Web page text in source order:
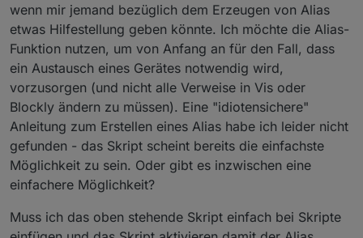
wenn mir jemand bezüglich dem Erzeugen von Alias
etwas Hilfestellung geben könnte. Ich möchte die Alias-
Funktion nutzen, um von Anfang an für den Fall, dass
ein Austausch eines Gerätes notwendig wird,
vorzusorgen (und nicht alle Verweise in Vis oder
Blockly ändern zu müssen). Eine "idiotensichere"
Anleitung zum Erstellen eines Alias habe ich leider nicht
gefunden - das Skript scheint bereits die einfachste
Möglichkeit zu sein. Oder gibt es inzwischen eine
einfachere Möglichkeit?
Muss ich das oben stehende Skript einfach bei Skripte